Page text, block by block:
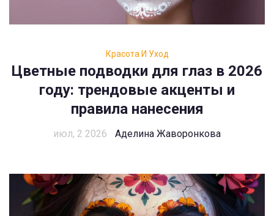
Красота И Уход
Цветные подводки для глаз в 2026
году: трендовые акценты и
правила нанесения
июл, 2 2026 Аделина Жаворонкова